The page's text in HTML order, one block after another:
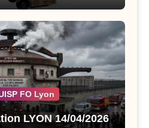
FO Lyon
LYON 14/04/2026